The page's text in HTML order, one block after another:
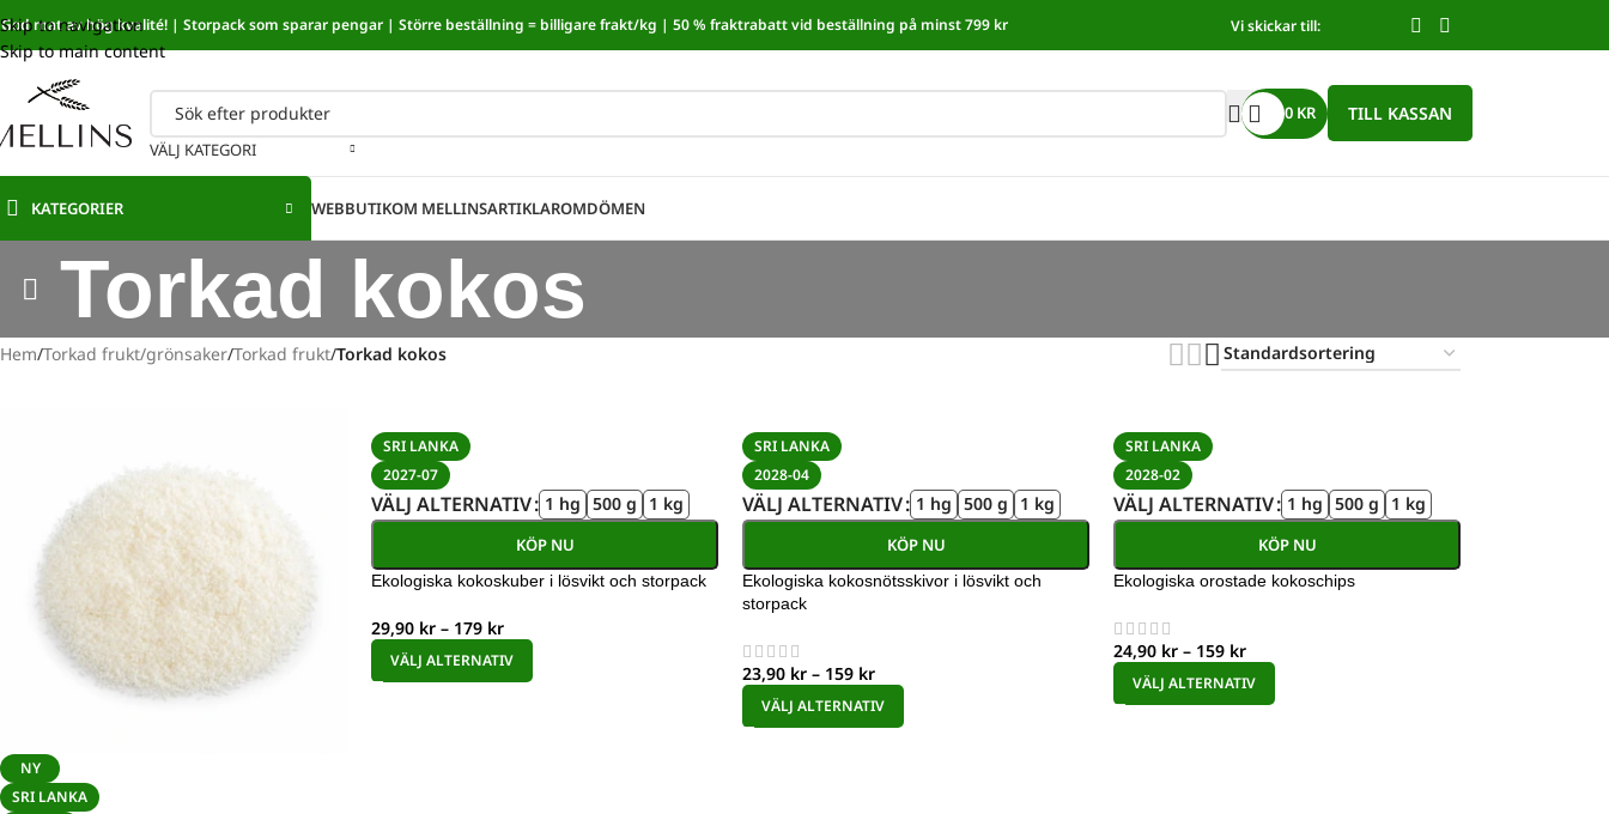
Skip to navigation
Skip to main content
Sänkt matmoms! I kassan dras automatiskt 5,35 % av från alla varor.
God mat av hög kvalité! | Storpack som sparar pengar | Större beställning = billigare frakt/kg | 50 % fraktrabatt vid beställning på minst 799 kr Vi skickar till:
VÄLJ KATEGORI
0 KR TILL KASSAN
KATEGORIER WEBBUTIKOM MELLINSARTIKLAROMDÖMEN
Torkad kokos
Hem/Torkad frukt/grönsaker/Torkad frukt/Torkad kokos
NY
SRI LANKA
SRI LANKA
2027-07
VÄLJ ALTERNATIV 1 hg 500 g 1 kg
KÖP NU
Ekologiska kokoskuber i lösvikt och storpack
29,90 kr – 179 kr
VÄLJ ALTERNATIV
SRI LANKA
2028-04
VÄLJ ALTERNATIV 1 hg 500 g 1 kg
KÖP NU
Ekologiska kokosnötsskivor i lösvikt och
storpack
23,90 kr – 159 kr
VÄLJ ALTERNATIV
SRI LANKA
2028-02
VÄLJ ALTERNATIV 1 hg 500 g 1 kg
KÖP NU
Ekologiska orostade kokoschips
24,90 kr – 159 kr
VÄLJ ALTERNATIV